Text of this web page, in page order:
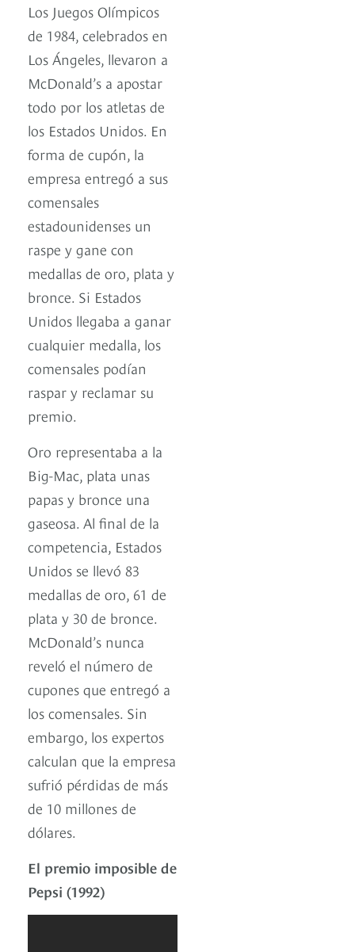
Los Juegos Olímpicos
de 1984, celebrados en
Los Ángeles, llevaron a
McDonald’s a apostar
todo por los atletas de
los Estados Unidos. En
forma de cupón, la
empresa entregó a sus
comensales
estadounidenses un
raspe y gane con
medallas de oro, plata y
bronce. Si Estados
Unidos llegaba a ganar
cualquier medalla, los
comensales podían
raspar y reclamar su
premio.
Oro representaba a la
Big-Mac, plata unas
papas y bronce una
gaseosa. Al final de la
competencia, Estados
Unidos se llevó 83
medallas de oro, 61 de
plata y 30 de bronce.
McDonald’s nunca
reveló el número de
cupones que entregó a
los comensales. Sin
embargo, los expertos
calculan que la empresa
sufrió pérdidas de más
de 10 millones de
dólares.
El premio imposible de
Pepsi (1992)